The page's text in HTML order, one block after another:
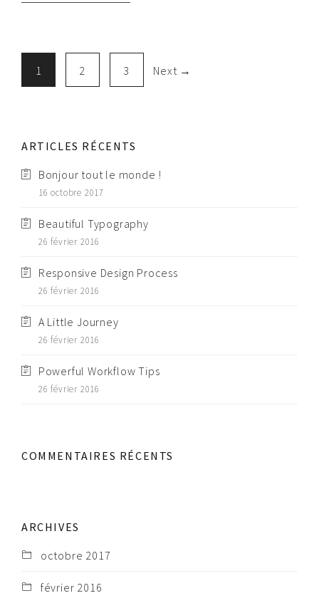
1 2 3 Next →
ARTICLES RÉCENTS
Bonjour tout le monde !
16 octobre 2017
Beautiful Typography
26 février 2016
Responsive Design Process
26 février 2016
A Little Journey
26 février 2016
Powerful Workflow Tips
26 février 2016
COMMENTAIRES RÉCENTS
ARCHIVES
octobre 2017
février 2016